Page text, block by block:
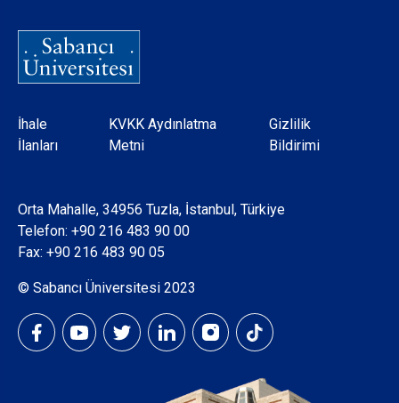
Dipnot
İhale
İlanları
KVKK Aydınlatma
Metni
Gizlilik
Bildirimi
Orta Mahalle, 34956 Tuzla, İstanbul, Türkiye
Telefon: +90 216 483 90 00
Fax: +90 216 483 90 05
© Sabancı Üniversitesi 2023